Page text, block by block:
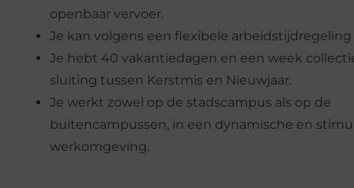
openbaar vervoer.
Je kan volgens een flexibele
Je hebt 40 vakantiedagen en een week
sluiting tussen Kerstmis en Nieuwjaar.
Je werkt zowel op de stadscampus als op de
buitencampussen, in een dynamische en
werkomgeving.